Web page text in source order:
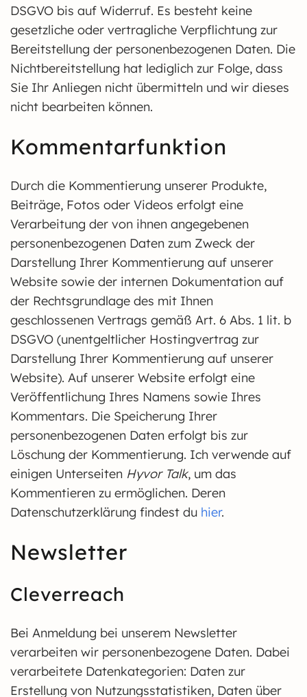
DSGVO bis auf Widerruf. Es besteht keine
gesetzliche oder vertragliche Verpflichtung zur
Bereitstellung der personenbezogenen Daten. Die
Nichtbereitstellung hat lediglich zur Folge, dass
Sie Ihr Anliegen nicht übermitteln und wir dieses
nicht bearbeiten können.
Kommentarfunktion
Durch die Kommentierung unserer Produkte,
Beiträge, Fotos oder Videos erfolgt eine
Verarbeitung der von ihnen angegebenen
personenbezogenen Daten zum Zweck der
Darstellung Ihrer Kommentierung auf unserer
Website sowie der internen Dokumentation auf
der Rechtsgrundlage des mit Ihnen
geschlossenen Vertrags gemäß Art. 6 Abs. 1 lit. b
DSGVO (unentgeltlicher Hostingvertrag zur
Darstellung Ihrer Kommentierung auf unserer
Website). Auf unserer Website erfolgt eine
Veröffentlichung Ihres Namens sowie Ihres
Kommentars. Die Speicherung Ihrer
personenbezogenen Daten erfolgt bis zur
Löschung der Kommentierung. Ich verwende auf
einigen Unterseiten Hyvor Talk, um das
Kommentieren zu ermöglichen. Deren
Datenschutzerklärung findest du hier.
Newsletter
Cleverreach
Bei Anmeldung bei unserem Newsletter
verarbeiten wir personenbezogene Daten. Dabei
verarbeitete Datenkategorien: Daten zur
Erstellung von Nutzungsstatistiken, Daten über